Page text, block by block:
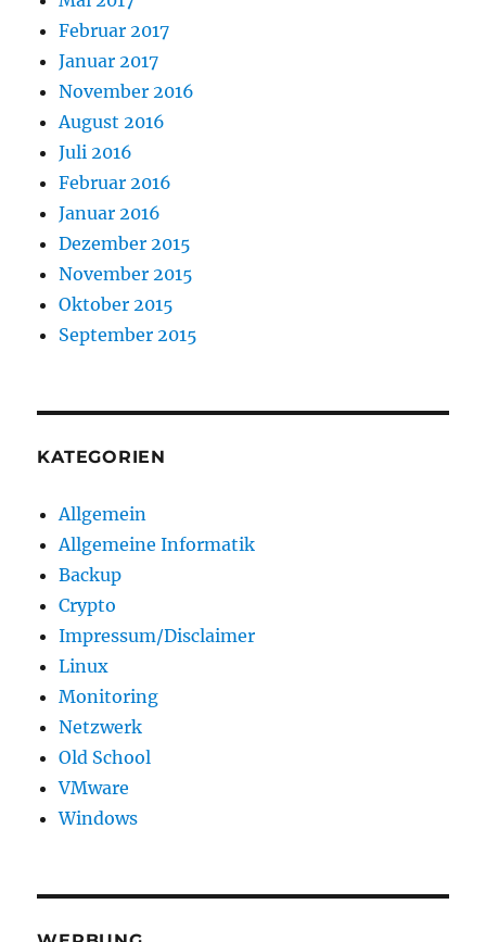
Februar 2017
Januar 2017
November 2016
August 2016
Juli 2016
Februar 2016
Januar 2016
Dezember 2015
November 2015
Oktober 2015
September 2015
KATEGORIEN
Allgemein
Allgemeine Informatik
Backup
Crypto
Impressum/Disclaimer
Linux
Monitoring
Netzwerk
Old School
VMware
Windows